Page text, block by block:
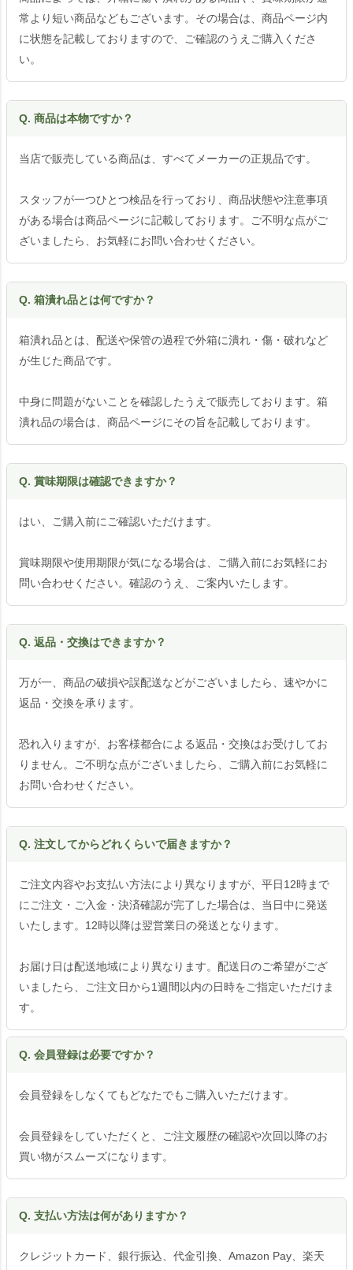
常より短い商品などもございます。その場合は、商品ページ内
に状態を記載しておりますので、ご確認のうえご購入くださ
い。
Q. 商品は本物ですか？
当店で販売している商品は、すべてメーカーの正規品です。
スタッフが一つひとつ検品を行っており、商品状態や注意事項
がある場合は商品ページに記載しております。ご不明な点がご
ざいましたら、お気軽にお問い合わせください。
Q. 箱潰れ品とは何ですか？
箱潰れ品とは、配送や保管の過程で外箱に潰れ・傷・破れなど
が生じた商品です。
中身に問題がないことを確認したうえで販売しております。箱
潰れ品の場合は、商品ページにその旨を記載しております。
Q. 賞味期限は確認できますか？
はい、ご購入前にご確認いただけます。
賞味期限や使用期限が気になる場合は、ご購入前にお気軽にお
問い合わせください。確認のうえ、ご案内いたします。
Q. 返品・交換はできますか？
万が一、商品の破損や誤配送などがございましたら、速やかに
返品・交換を承ります。
恐れ入りますが、お客様都合による返品・交換はお受けしてお
りません。ご不明な点がございましたら、ご購入前にお気軽に
お問い合わせください。
Q. 注文してからどれくらいで届きますか？
ご注文内容やお支払い方法により異なりますが、平日12時まで
にご注文・ご入金・決済確認が完了した場合は、当日中に発送
いたします。12時以降は翌営業日の発送となります。
お届け日は配送地域により異なります。配送日のご希望がござ
いましたら、ご注文日から1週間以内の日時をご指定いただけま
す。
Q. 会員登録は必要ですか？
会員登録をしなくてもどなたでもご購入いただけます。
会員登録をしていただくと、ご注文履歴の確認や次回以降のお
買い物がスムーズになります。
Q. 支払い方法は何がありますか？
クレジットカード、銀行振込、代金引換、Amazon Pay、楽天